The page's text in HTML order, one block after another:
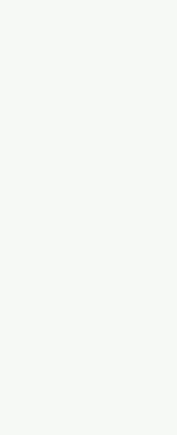
de 5 estrelas.